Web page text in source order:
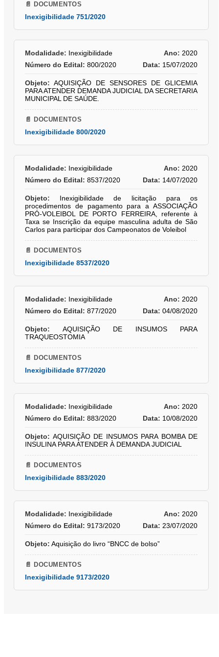
📄 DOCUMENTOS
Inexigibilidade 751/2020
Modalidade: Inexigibilidade Ano: 2020
Número do Edital: 800/2020 Data: 15/07/2020
Objeto: AQUISIÇÃO DE SENSORES DE GLICEMIA
PARA ATENDER DEMANDA JUDICIAL DA SECRETARIA
MUNICIPAL DE SAÚDE.
📄 DOCUMENTOS
Inexigibilidade 800/2020
Modalidade: Inexigibilidade Ano: 2020
Número do Edital: 8537/2020 Data: 14/07/2020
Objeto: Inexigibilidade de licitação para os
procedimentos de pagamento para a ASSOCIAÇÃO
PRÓ-VOLEIBOL DE PORTO FERREIRA, referente à
Taxa se Inscrição da equipe masculina adulta de São
Carlos para participar dos Campeonatos de Voleibol
📄 DOCUMENTOS
Inexigibilidade 8537/2020
Modalidade: Inexigibilidade Ano: 2020
Número do Edital: 877/2020 Data: 04/08/2020
Objeto: AQUISIÇÃO DE INSUMOS PARA
TRAQUEOSTOMIA
📄 DOCUMENTOS
Inexigibilidade 877/2020
Modalidade: Inexigibilidade Ano: 2020
Número do Edital: 883/2020 Data: 10/08/2020
Objeto: AQUISIÇÃO DE INSUMOS PARA BOMBA DE
INSULINA PARA ATENDER À DEMANDA JUDICIAL
📄 DOCUMENTOS
Inexigibilidade 883/2020
Modalidade: Inexigibilidade Ano: 2020
Número do Edital: 9173/2020 Data: 23/07/2020
Objeto: Aquisição do livro “BNCC de bolso”
📄 DOCUMENTOS
Inexigibilidade 9173/2020